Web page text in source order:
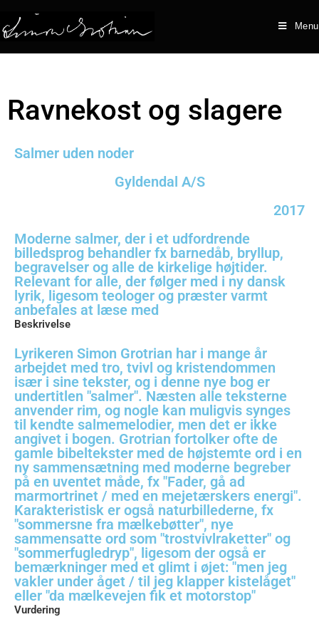
Menu
Ravnekost og slagere
Salmer uden noder
Gyldendal A/S
2017
Moderne salmer, der i et udfordrende
billedsprog behandler fx barnedåb, bryllup,
begravelser og alle de kirkelige højtider.
Relevant for alle, der følger med i ny dansk
lyrik, ligesom teologer og præster varmt
anbefales at læse med
Beskrivelse
Lyrikeren Simon Grotrian har i mange år
arbejdet med tro, tvivl og kristendommen
især i sine tekster, og i denne nye bog er
undertitlen "salmer". Næsten alle teksterne
anvender rim, og nogle kan muligvis synges
til kendte salmemelodier, men det er ikke
angivet i bogen. Grotrian fortolker ofte de
gamle bibeltekster med de højstemte ord i en
ny sammensætning med moderne begreber
på en uventet måde, fx "Fader, gå ad
marmortrinet / med en mejetærskers energi".
Karakteristisk er også naturbillederne, fx
"sommersne fra mælkebøtter", nye
sammensatte ord som "trostvivlraketter" og
"sommerfugledryp", ligesom der også er
bemærkninger med et glimt i øjet: "men jeg
vakler under åget / til jeg klapper kistelåget"
eller "da mælkevejen fik et motorstop"
Vurdering